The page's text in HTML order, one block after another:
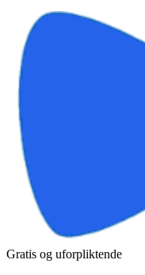
Gratis og uforpliktende